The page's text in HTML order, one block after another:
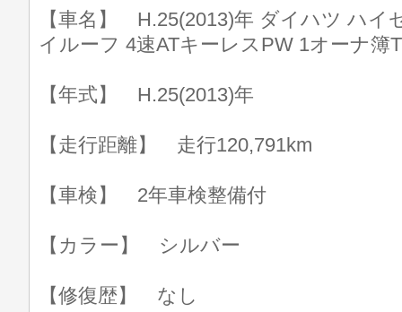
【車名】 H.25(2013)年 ダイハツ ハイ
イルーフ 4速ATキーレスPW 1オーナ簿
【年式】 H.25(2013)年
【走行距離】 走行120,791km
【車検】 2年車検整備付
【カラー】 シルバー
【修復歴】 なし